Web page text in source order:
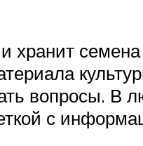
хранит
вопросы. В
с